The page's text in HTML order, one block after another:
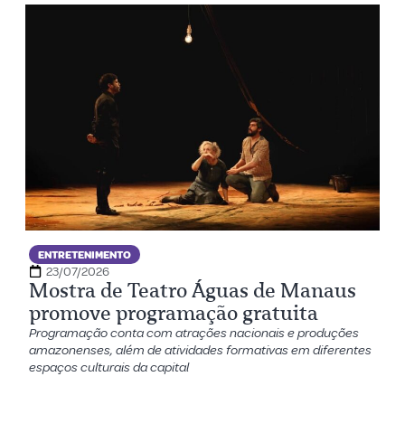
ENTRETENIMENTO
23/07/2026
Mostra de Teatro Águas de Manaus
promove programação gratuita
Programação conta com atrações nacionais e produções
amazonenses, além de atividades formativas em diferentes
espaços culturais da capital